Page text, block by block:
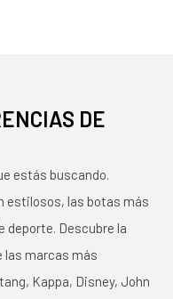
DE
estás buscando.
estilosos, las botas más
deporte. Descubre la
las marcas más
Kappa, Disney, John